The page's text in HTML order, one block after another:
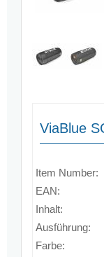
ViaBlue
Item Number:
EAN:
Inhalt:
Ausführung:
Farbe: